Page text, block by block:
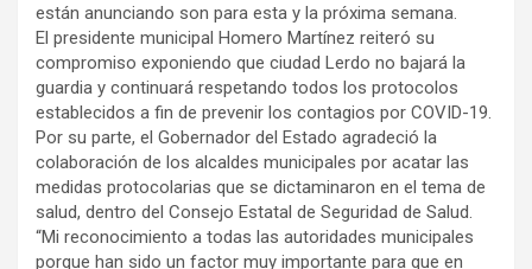
están anunciando son para esta y la próxima semana.
El presidente municipal Homero Martínez reiteró su
compromiso exponiendo que ciudad Lerdo no bajará la
guardia y continuará respetando todos los protocolos
establecidos a fin de prevenir los contagios por COVID-19.
Por su parte, el Gobernador del Estado agradeció la
colaboración de los alcaldes municipales por acatar las
medidas protocolarias que se dictaminaron en el tema de
salud, dentro del Consejo Estatal de Seguridad de Salud.
“Mi reconocimiento a todas las autoridades municipales
porque han sido un factor muy importante para que en